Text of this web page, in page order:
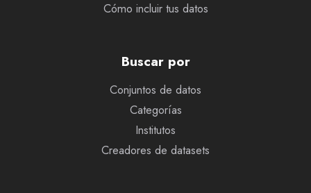
Cómo incluir tus datos
Buscar por
Conjuntos de datos
Categorías
Institutos
Creadores de datasets